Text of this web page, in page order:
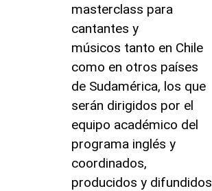
masterclass para
cantantes y
músicos tanto en Chile
como en otros países
de Sudamérica, los que
serán dirigidos por el
equipo académico del
programa inglés y
coordinados,
producidos y difundidos